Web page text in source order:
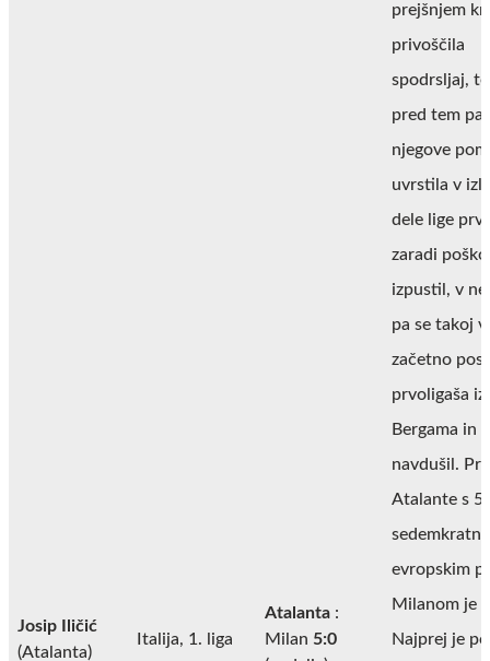
Josip Iličić
(Atalanta)
Italija, 1. liga
Atalanta :
Milan 5:0
prejšnjem
privoščila
spodrsljaj,
pred tem pa
njegove
uvrstila v
dele lige
zaradi
izpustil, v
pa se takoj
začetno
prvoligaša iz
Bergama in
navdušil. Pri
Atalante s
evropskim
Milanom je
Najprej je